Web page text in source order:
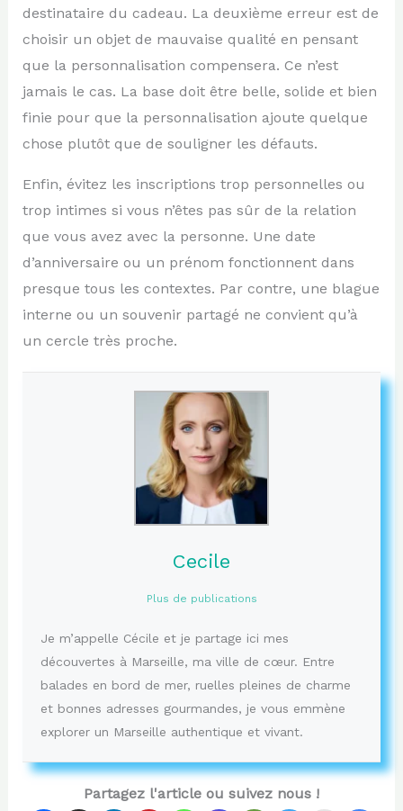
destinataire du cadeau. La deuxième erreur est de
choisir un objet de mauvaise qualité en pensant
que la personnalisation compensera. Ce n’est
jamais le cas. La base doit être belle, solide et bien
finie pour que la personnalisation ajoute quelque
chose plutôt que de souligner les défauts.
Enfin, évitez les inscriptions trop personnelles ou
trop intimes si vous n’êtes pas sûr de la relation
que vous avez avec la personne. Une date
d’anniversaire ou un prénom fonctionnent dans
presque tous les contextes. Par contre, une blague
interne ou un souvenir partagé ne convient qu’à
un cercle très proche.
Cecile
Plus de publications
Je m’appelle Cécile et je partage ici mes
découvertes à Marseille, ma ville de cœur. Entre
balades en bord de mer, ruelles pleines de charme
et bonnes adresses gourmandes, je vous emmène
explorer un Marseille authentique et vivant.
Partagez l'article ou suivez nous !